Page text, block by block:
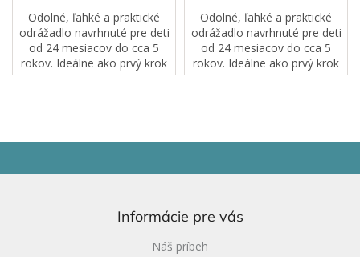
Odolné, ľahké a praktické
odrážadlo navrhnuté pre deti
od 24 mesiacov do cca 5
rokov. Ideálne ako prvý krok
pred klasickým bicyklom –
Odolné, ľahké a praktické
odrážadlo navrhnuté pre deti
od 24 mesiacov do cca 5
rokov. Ideálne ako prvý krok
pred klasickým bicyklom –
Informácie pre vás
Náš príbeh